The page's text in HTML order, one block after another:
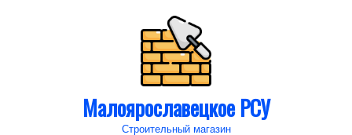
Малоярославецкое РСУ
Строительный магазин